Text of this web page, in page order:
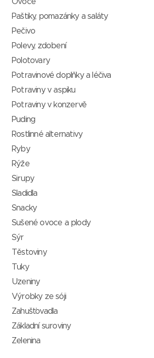
Ovoce
Paštiky, pomazánky a saláty
Pečivo
Polevy, zdobení
Polotovary
Potravinové doplňky a léčiva
Potraviny v aspiku
Potraviny v konzervě
Puding
Rostlinné alternativy
Ryby
Rýže
Sirupy
Sladidla
Snacky
Sušené ovoce a plody
Sýr
Těstoviny
Tuky
Uzeniny
Výrobky ze sóji
Zahušťovadla
Základní suroviny
Zelenina